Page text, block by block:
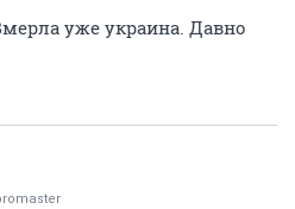
уже украина. Давно